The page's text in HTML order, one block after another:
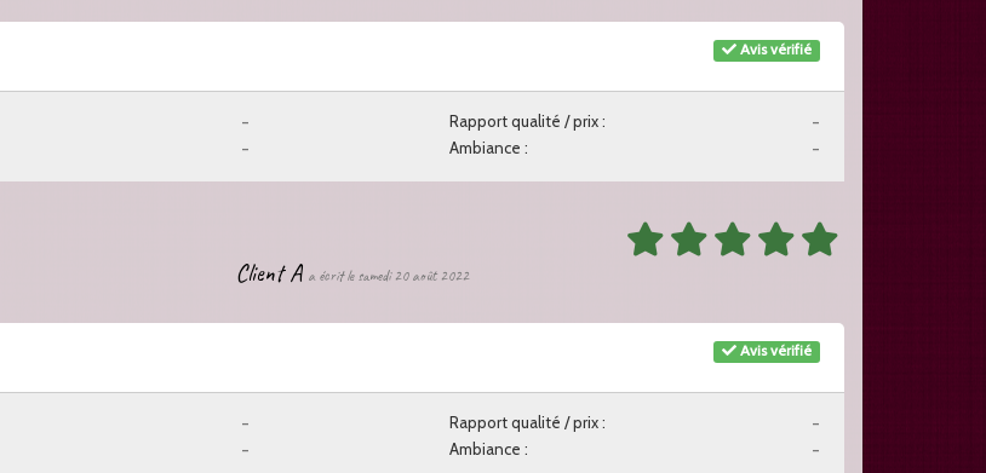
Avis vérifié
- -
Rapport qualité / prix :
- -
Ambiance :
Client A a écrit le samedi 20 août 2022
Avis vérifié
- -
Rapport qualité / prix :
- -
Ambiance :